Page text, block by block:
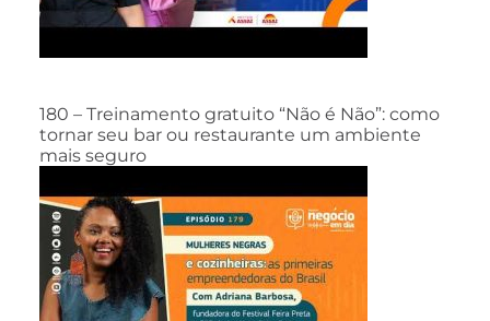
180 – Treinamento gratuito “Não é Não”: como
tornar seu bar ou restaurante um ambiente
mais seguro